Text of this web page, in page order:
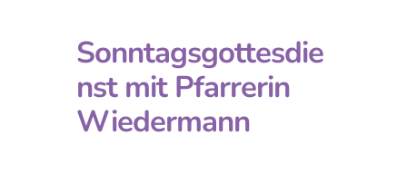
Sonntagsgottesdie
nst mit Pfarrerin
Wiedermann